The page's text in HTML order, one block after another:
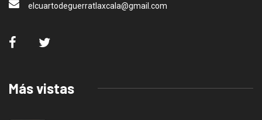
elcuartodeguerratlaxcala@gmail.com
Más vistas